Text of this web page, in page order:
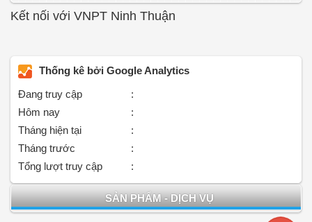
Kết nối với VNPT Ninh Thuận
Thống kê bởi Google Analytics
Đang truy cập
:
Hôm nay
:
Tháng hiện tại
:
Tháng trước
:
Tổng lượt truy cập
:
SẢN PHẨM - DỊCH VỤ